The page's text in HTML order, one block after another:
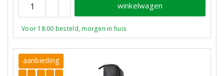
winkelwagen
Voor 18:00 besteld, morgen in huis
aanbieding